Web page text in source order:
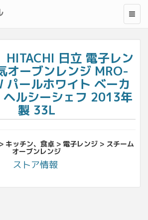
HITACHI 日立 電子レン
オーブンレンジ MRO-
パールホワイト ベーカ
ヘルシーシェフ 2013年
製 33L
キッチン、食卓 > 電子レンジ > スチーム
オーブンレンジ
ストア情報